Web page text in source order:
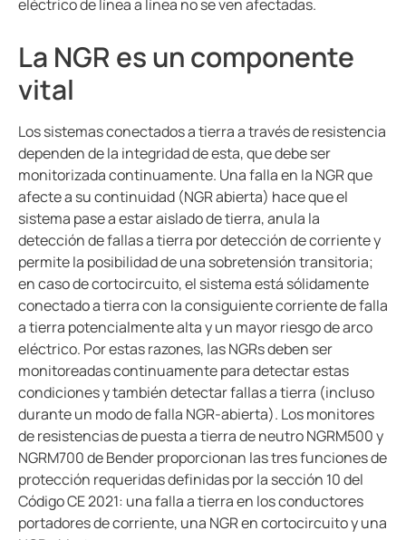
eléctrico de línea a línea no se ven afectadas.
La NGR es un componente
vital
Los sistemas conectados a tierra a través de resistencia
dependen de la integridad de esta, que debe ser
monitorizada continuamente. Una falla en la NGR que
afecte a su continuidad (NGR abierta) hace que el
sistema pase a estar aislado de tierra, anula la
detección de fallas a tierra por detección de corriente y
permite la posibilidad de una sobretensión transitoria;
en caso de cortocircuito, el sistema está sólidamente
conectado a tierra con la consiguiente corriente de falla
a tierra potencialmente alta y un mayor riesgo de arco
eléctrico. Por estas razones, las NGRs deben ser
monitoreadas continuamente para detectar estas
condiciones y también detectar fallas a tierra (incluso
durante un modo de falla NGR-abierta). Los monitores
de resistencias de puesta a tierra de neutro NGRM500 y
NGRM700 de Bender proporcionan las tres funciones de
protección requeridas definidas por la sección 10 del
Código CE 2021: una falla a tierra en los conductores
portadores de corriente, una NGR en cortocircuito y una